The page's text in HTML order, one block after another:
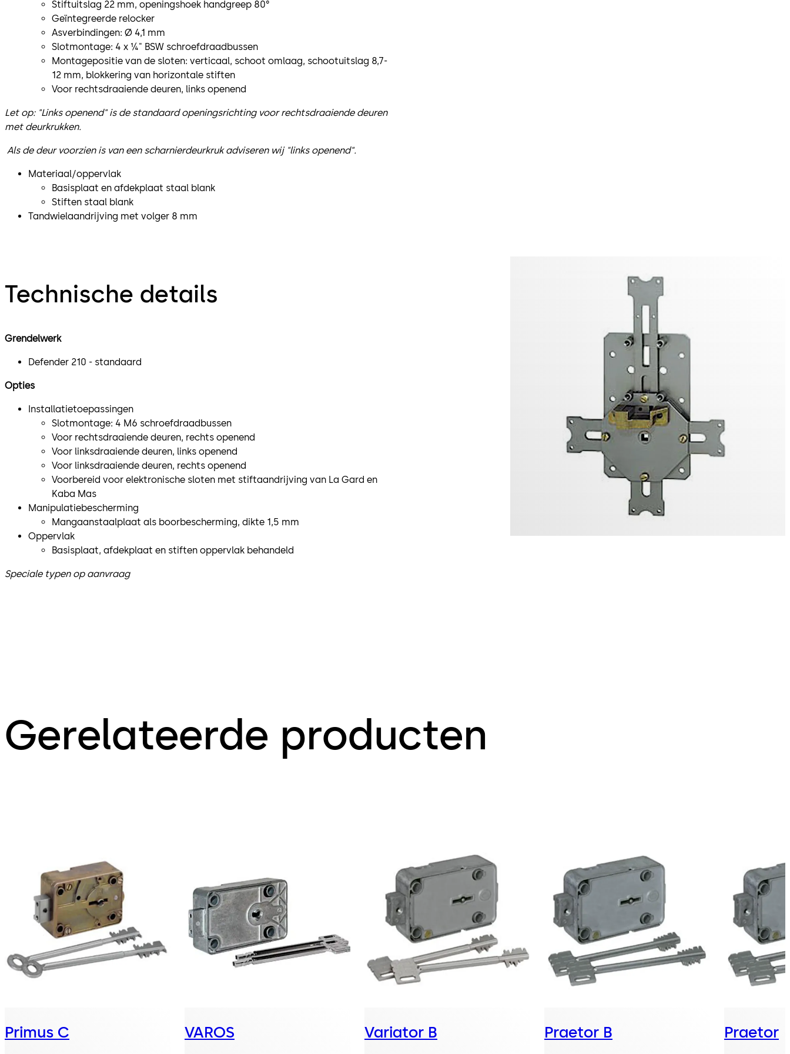
Stiftuitslag 22 mm, openingshoek handgreep 80°
Geïntegreerde relocker
Asverbindingen: Ø 4,1 mm
Slotmontage: 4 x ¼" BSW schroefdraadbussen
Montagepositie van de sloten: verticaal, schoot omlaag, schootuitslag 8,7-
12 mm, blokkering van horizontale stiften
Voor rechtsdraaiende deuren, links openend
Let op: "Links openend" is de standaard openingsrichting voor rechtsdraaiende deuren
met deurkrukken.
Als de deur voorzien is van een scharnierdeurkruk adviseren wij "links openend".
Materiaal/oppervlak
Basisplaat en afdekplaat staal blank
Stiften staal blank
Tandwielaandrijving met volger 8 mm
Technische details
Grendelwerk
Defender 210 - standaard
Opties
Installatietoepassingen
Slotmontage: 4 M6 schroefdraadbussen
Voor rechtsdraaiende deuren, rechts openend
Voor linksdraaiende deuren, links openend
Voor linksdraaiende deuren, rechts openend
Voorbereid voor elektronische sloten met stiftaandrijving van La Gard en
Kaba Mas
Manipulatiebescherming
Mangaanstaalplaat als boorbescherming, dikte 1,5 mm
Oppervlak
Basisplaat, afdekplaat en stiften oppervlak behandeld
Speciale typen op aanvraag
Gerelateerde producten
Primus C VAROS Variator B Praetor B Praetor